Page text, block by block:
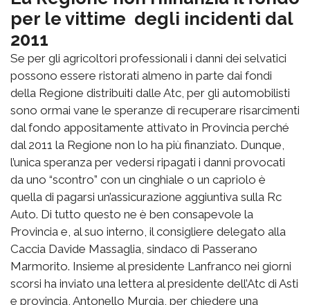
per le vittime degli incidenti dal
2011
Se per gli agricoltori professionali i danni dei selvatici
possono essere ristorati almeno in parte dai fondi
della Regione distribuiti dalle Atc, per gli automobilisti
sono ormai vane le speranze di recuperare risarcimenti
dal fondo appositamente attivato in Provincia perché
dal 2011 la Regione non lo ha più finanziato. Dunque,
l’unica speranza per vedersi ripagati i danni provocati
da uno “scontro” con un cinghiale o un capriolo è
quella di pagarsi un’assicurazione aggiuntiva sulla Rc
Auto. Di tutto questo ne è ben consapevole la
Provincia e, al suo interno, il consigliere delegato alla
Caccia Davide Massaglia, sindaco di Passerano
Marmorito. Insieme al presidente Lanfranco nei giorni
scorsi ha inviato una lettera al presidente dell’Atc di Asti
e provincia, Antonello Murgia, per chiedere una